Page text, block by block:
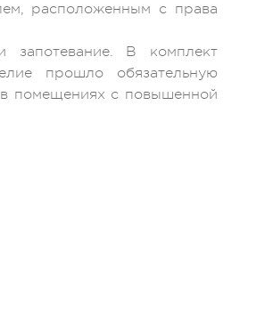
расположенным с права
запотевание. В комплект
прошло обязательную
помещениях с повышенной